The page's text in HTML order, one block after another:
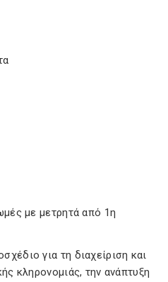
με μετρητά από 1η
για τη διαχείριση και
κληρονομιάς, την ανάπτυξη